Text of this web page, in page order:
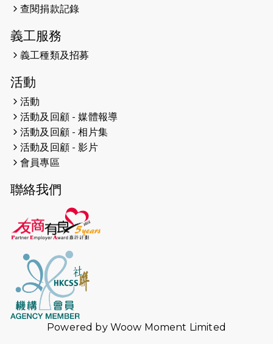
2026-04-24
2026-04-23
2026-04-19
2026-04-16
猛龍長跑隊恆常練習 - 4月16日
（19:00開始）
2026-04-12
2026-04-11
2026-04-10 太古家＋賞系列：漫步魔術與音樂
2026-04-09
2026-04-02
2026-03-26
猛龍長跑隊恆常練習 - 3月26日
查閱捐款記錄
義工服務
義工種類及招募
活動
活動
活動及回顧 - 媒體報導
活動及回顧 - 相片集
活動及回顧 - 影片
會員專區
聯絡我們
Powered by Woow Moment Limited